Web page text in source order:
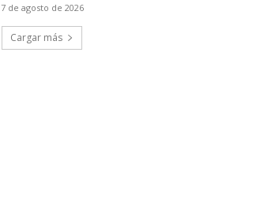
7 de agosto de 2026
Cargar más